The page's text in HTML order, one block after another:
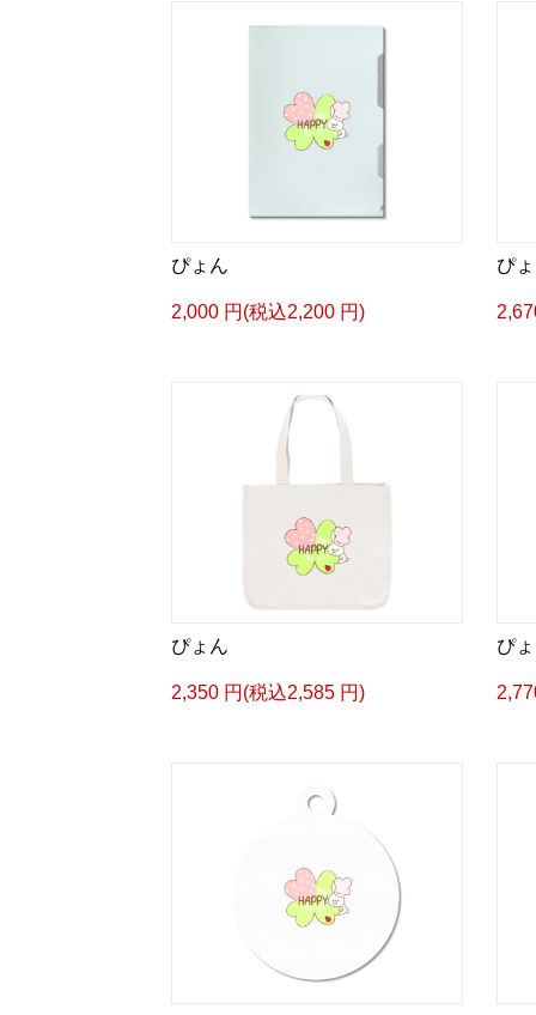
ぴょん
2,000 円(税込2,200 円)
ぴ
ぴょん
2,350 円(税込2,585 円)
ぴ